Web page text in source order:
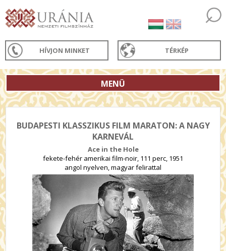
HÍVJON MINKET TÉRKÉP
MENÜ
BUDAPESTI KLASSZIKUS FILM MARATON: A NAGY
KARNEVÁL
Ace in the Hole
fekete-fehér amerikai film-noir, 111 perc, 1951
angol nyelven, magyar felirattal